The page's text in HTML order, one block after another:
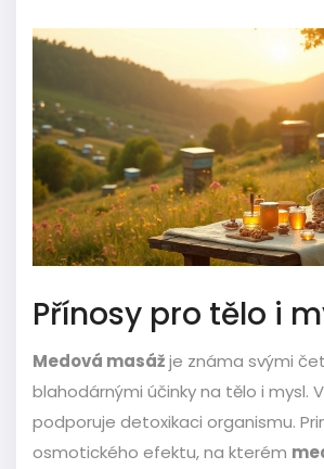
Přínosy pro tělo i
Medová masážje známa svými
blahodárnými účinky na tělo i mysl.
podporuje detoxikaci organismu.
osmotického efektu, na kterém